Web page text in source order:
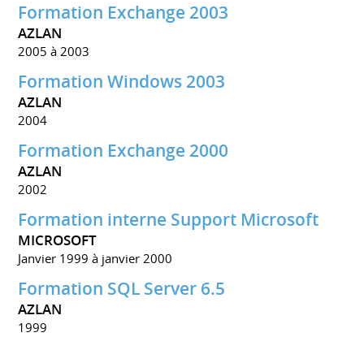
Formation Exchange 2003
AZLAN
2005 à 2003
Formation Windows 2003
AZLAN
2004
Formation Exchange 2000
AZLAN
2002
Formation interne Support Microsoft
MICROSOFT
Janvier 1999 à janvier 2000
Formation SQL Server 6.5
AZLAN
1999